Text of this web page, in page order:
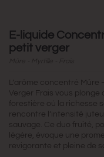
E-liquide
petit verger
L’arôme concentré Mûre
Verger Frais vous plonge
forestière où la richesse
rencontre l’intensité
sauvage. Ce duo fruité,
légère, évoque une
revigorante et pleine de